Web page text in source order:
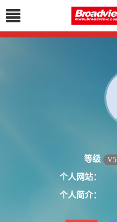
等级 V5
个人网站：
个人简介：